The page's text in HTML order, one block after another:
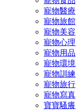
寵物醫療
寵物旅館
寵物美容
寵物心理
寵物用品
寵物環境
寵物訓練
寵物旅行
寵物寫真
寶寶騷癢